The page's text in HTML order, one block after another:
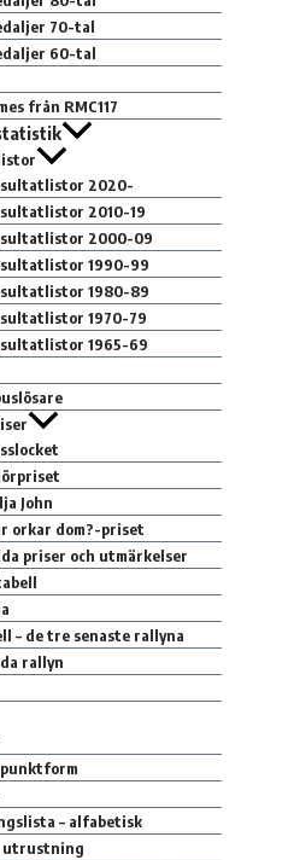
70-tal
60-tal
från RMC117
2020-
2010-19
2000-09
1990-99
1980-89
1970-79
1965-69
John
orkar dom?-priset
priser och utmärkelser
– de tre senaste rallyna
rallyn
– alfabetisk
utrustning